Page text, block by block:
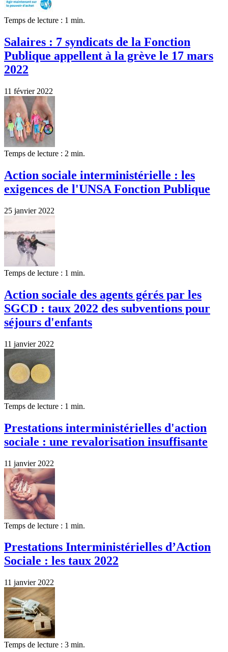
Temps de lecture : 1 min.
Salaires : 7 syndicats de la Fonction
Publique appellent à la grève le 17 mars
2022
11 février 2022
Temps de lecture : 2 min.
Action sociale interministérielle : les
exigences de l'UNSA Fonction Publique
25 janvier 2022
Temps de lecture : 1 min.
Action sociale des agents gérés par les
SGCD : taux 2022 des subventions pour
séjours d'enfants
11 janvier 2022
Temps de lecture : 1 min.
Prestations interministérielles d'action
sociale : une revalorisation insuffisante
11 janvier 2022
Temps de lecture : 1 min.
Prestations Interministérielles d’Action
Sociale : les taux 2022
11 janvier 2022
Temps de lecture : 3 min.